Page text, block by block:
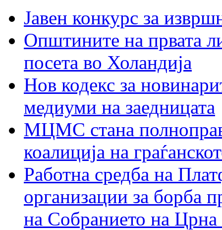
Јавен конкурс за
Општините на првата
посета во Холандија
Нов кодекс за
медиуми на заедницата
МЦМС стана
коалиција на
Работна средба на
организации за борба
на Собранието на Црна